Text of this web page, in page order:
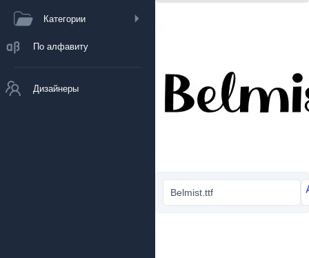
Категории
По алфавиту
Дизайнеры
Belmist.ttf